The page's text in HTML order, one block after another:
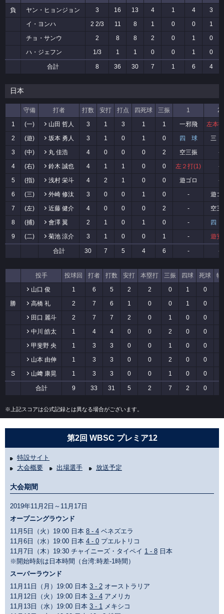
負
ヤン・ヒョンジョン 3 16 13 4 1 4
3
イ・ヨンハ
2 2/3 11 8 1 0 0
1
チョ・サンウ
2 8 8 2 0 1
0
ハ・ジェフン
1/3 1 1 0 0 1 0
合計 8 36 30 7 1 6 4
日本
守備 打者 打数 安打 打点 四死球 三振 1
2
1
(一) 山田 哲人 3 1 3 1 1 一邪飛
左本
2
(遊) 坂本 勇人 3 1 0 1 0 四 球
三
3
(中) 丸 佳浩 4 0 0 0 2 空三振
-
4
(右) 鈴木 誠也 4 1 1 0 0 左２打(1)
-
5
(指) 浅村 栄斗 4 2 1 0 0 遊ゴロ
-
6
(三) 外崎 修汰 3 0 0 1 0 -
遊ゴ
7
(左) 近藤 健介 4 0 0 0 2 -
空三
8
(捕) 會澤 翼 2 1 0 1 0 -
四
9
(二) 菊池 涼介 3 1 0 0 1 - 遊安
合計 30 7 5 4 6 - -
投手 投球回 打者 打数 安打 本塁打 三振 四球 死球
犠
山口 俊
1 6 5 2 2 0 1 0
勝
高橋 礼 2 7 6 1 0 0 1 0
田口 麗斗
2 7 7 2 0 1 0 0
中川 皓太
1 4 4 0 0 2 0 0
甲斐野 央
1 3 3 0 0 1 0 0
山本 由伸
1 3 3 0 0 2 0 0
S
山﨑 康晃 1 3 3 0 0 1 0 0
合計 9 33 31 5 2 7 2 0
※上記スコアは公式記録とは異なる場合がございます。
第2回 WBSC プレミア12
特設サイト
大会概要
出場選手 放送予定
大会期間
2019年11月2日～11月17日
オープニングラウンド
11月5日（火）19:00 日本 8 - 4 ベネズエラ
11月6日（水）19:00 日本 4 - 0 プエルトリコ
11月7日（木）19:30 チャイニーズ・タイペイ 1 - 8 日本
※開始時刻は日本時間（台湾:時差-1時間）
スーパーラウンド
11月11日（月）19:00 日本 3 - 2 オーストラリア
11月12日（火）19:00 日本 3 - 4 アメリカ
11月13日（水）19:00 日本 3 - 1 メキシコ